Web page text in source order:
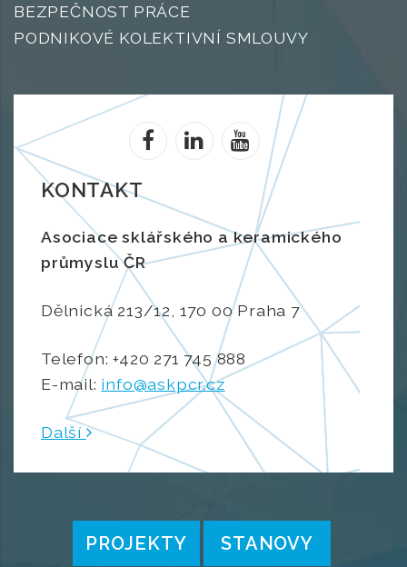
BEZPEČNOST PRÁCE
PODNIKOVÉ KOLEKTIVNÍ SMLOUVY
KONTAKT
Asociace sklářského a keramického
průmyslu ČR
Dělnická 213/12, 170 00 Praha 7
Telefon: +420 271 745 888
E-mail: info@askpcr.cz
Další
PROJEKTY STANOVY